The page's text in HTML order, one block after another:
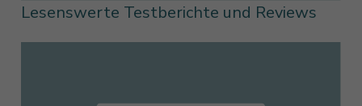
Lesenswerte Testberichte und Reviews